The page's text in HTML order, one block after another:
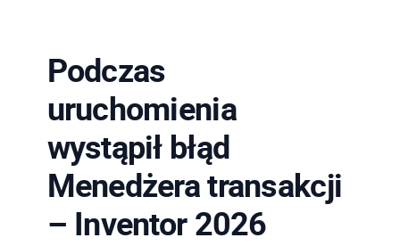
Podczas
uruchomienia
wystąpił błąd
Menedżera transakcji
– Inventor 2026